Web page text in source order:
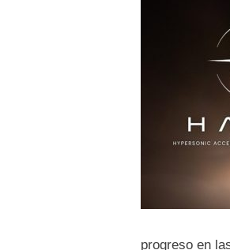
progreso en